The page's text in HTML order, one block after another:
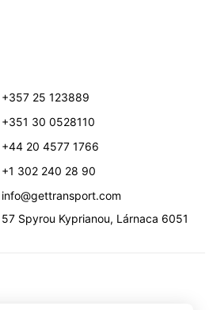
+357 25 123889
+351 30 0528110
+44 20 4577 1766
+1 302 240 28 90
info@gettransport.com
57 Spyrou Kyprianou, Lárnaca 6051